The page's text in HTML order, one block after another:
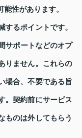
性があります。
するポイントです。
サポートなどのオプ
りません。これらの
場合、不要である旨
。契約前にサービス
ものは外してもらう